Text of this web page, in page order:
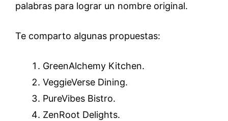
palabras para lograr un nombre original.
Te comparto algunas propuestas:
GreenAlchemy Kitchen.
VeggieVerse Dining.
PureVibes Bistro.
ZenRoot Delights.